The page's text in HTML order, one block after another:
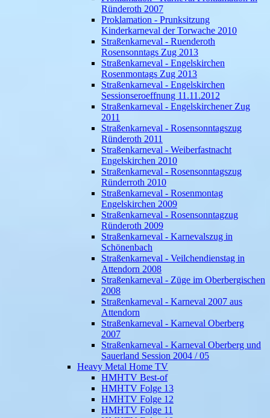
Ründeroth 2007
Proklamation - Prunksitzung
Kinderkarneval der Torwache 2010
Straßenkarneval - Ruenderoth
Rosensonntags Zug 2013
Straßenkarneval - Engelskirchen
Rosenmontags Zug 2013
Straßenkarneval - Engelskirchen
Sessionseroeffnung 11.11.2012
Straßenkarneval - Engelskirchener Zug
2011
Straßenkarneval - Rosensonntagszug
Ründeroth 2011
Straßenkarneval - Weiberfastnacht
Engelskirchen 2010
Straßenkarneval - Rosensonntagszug
Ründerroth 2010
Straßenkarneval - Rosenmontag
Engelskirchen 2009
Straßenkarneval - Rosensonntagzug
Ründeroth 2009
Straßenkarneval - Karnevalszug in
Schönenbach
Straßenkarneval - Veilchendienstag in
Attendorn 2008
Straßenkarneval - Züge im Oberbergischen
2008
Straßenkarneval - Karneval 2007 aus
Attendorn
Straßenkarneval - Karneval Oberberg
2007
Straßenkarneval - Karneval Oberberg und
Sauerland Session 2004 / 05
Heavy Metal Home TV
HMHTV Best-of
HMHTV Folge 13
HMHTV Folge 12
HMHTV Folge 11